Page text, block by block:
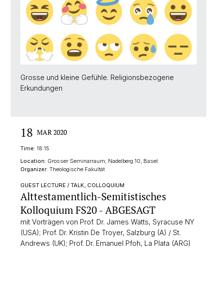
Grosse und kleine Gefühle. Religionsbezogene
Erkundungen
18 MAR 2020
Time: 18:15
Location: Grosser Seminarraum, Nadelberg 10, Basel
Organizer: Theologische Fakultät
GUEST LECTURE / TALK, COLLOQUIUM
Alttestamentlich-Semitistisches
Kolloquium FS20 - ABGESAGT
mit Vorträgen von Prof. Dr. James Watts, Syracuse NY
(USA); Prof. Dr. Kristin De Troyer, Salzburg (A) / St.
Andrews (UK); Prof. Dr. Emanuel Pfoh, La Plata (ARG)